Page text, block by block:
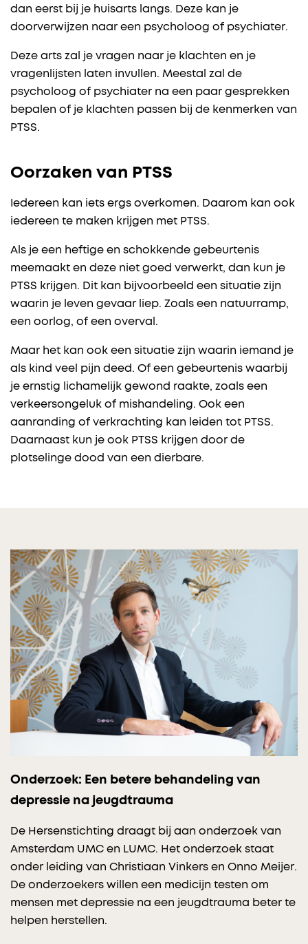
dan eerst bij je huisarts langs. Deze kan je
doorverwijzen naar een psycholoog of psychiater.
Deze arts zal je vragen naar je klachten en je
vragenlijsten laten invullen. Meestal zal de
psycholoog of psychiater na een paar gesprekken
bepalen of je klachten passen bij de kenmerken van
PTSS.
Oorzaken van PTSS
Iedereen kan iets ergs overkomen. Daarom kan ook
iedereen te maken krijgen met PTSS.
Als je een heftige en schokkende gebeurtenis
meemaakt en deze niet goed verwerkt, dan kun je
PTSS krijgen. Dit kan bijvoorbeeld een situatie zijn
waarin je leven gevaar liep. Zoals een natuurramp,
een oorlog, of een overval.
Maar het kan ook een situatie zijn waarin iemand je
als kind veel pijn deed. Of een gebeurtenis waarbij
je ernstig lichamelijk gewond raakte, zoals een
verkeersongeluk of mishandeling. Ook een
aanranding of verkrachting kan leiden tot PTSS.
Daarnaast kun je ook PTSS krijgen door de
plotselinge dood van een dierbare.
Onderzoek: Een betere behandeling van
depressie na jeugdtrauma
De Hersenstichting draagt bij aan onderzoek van
Amsterdam UMC en LUMC. Het onderzoek staat
onder leiding van Christiaan Vinkers en Onno Meijer.
De onderzoekers willen een medicijn testen om
mensen met depressie na een jeugdtrauma beter te
helpen herstellen.